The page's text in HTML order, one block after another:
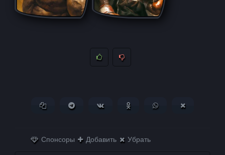
Копировать ссылкуПоделиться в Telegram
Поделиться ВКонтактеПоделиться в
Поделиться в
Спонсоры Добавить Убрать